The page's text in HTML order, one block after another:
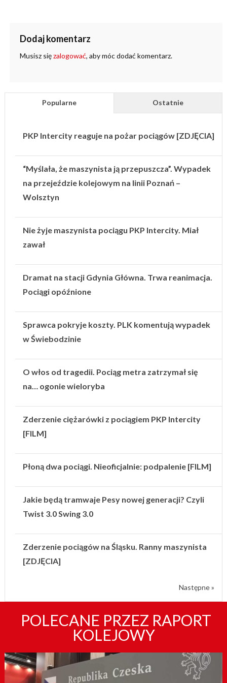
Dodaj komentarz
Musisz sięzalogować, aby móc dodać komentarz.
Popularne Ostatnie
PKP Intercity reaguje na pożar pociągów [ZDJĘCIA]
“Myślała, że maszynista ją przepuszcza”. Wypadek
na przejeździe kolejowym na linii Poznań –
Wolsztyn
Nie żyje maszynista pociągu PKP Intercity. Miał
zawał
Dramat na stacji Gdynia Główna. Trwa reanimacja.
Pociągi opóźnione
Sprawca pokryje koszty. PLK komentują wypadek
w Świebodzinie
O włos od tragedii. Pociąg metra zatrzymał się
na… ogonie wieloryba
Zderzenie ciężarówki z pociągiem PKP Intercity
[FILM]
Płoną dwa pociągi. Nieoficjalnie: podpalenie [FILM]
Jakie będą tramwaje Pesy nowej generacji? Czyli
Twist 3.0 Swing 3.0
Zderzenie pociągów na Śląsku. Ranny maszynista
[ZDJĘCIA]
Następne »
POLECANE PRZEZ RAPORT
KOLEJOWY